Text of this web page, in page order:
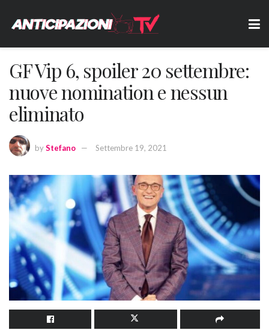
GF Vip 6, spoiler 20 settembre:
nuove nomination e nessun
eliminato
byStefano Settembre 19, 2021